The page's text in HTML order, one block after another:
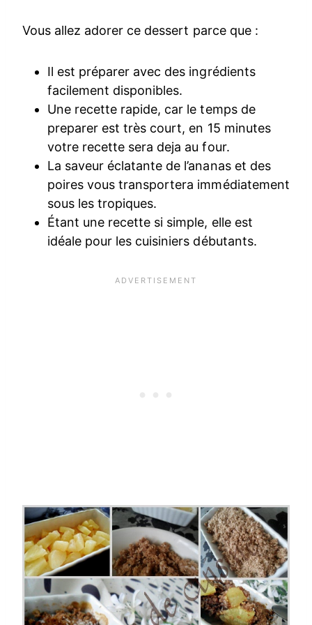
Vous allez adorer ce dessert parce que :
Il est préparer avec des ingrédients
facilement disponibles.
Une recette rapide, car le temps de
preparer est très court, en 15 minutes
votre recette sera deja au four.
La saveur éclatante de l’ananas et des
poires vous transportera immédiatement
sous les tropiques.
Étant une recette si simple, elle est
idéale pour les cuisiniers débutants.